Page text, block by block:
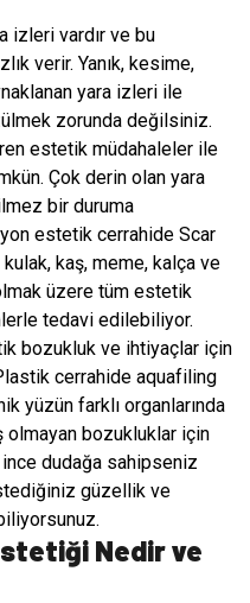
izleri vardır ve bu
verir. Yanık, kesime,
yara izleri ile
zorunda değilsiniz.
estetik müdahaleler ile
Çok derin olan yara
bir duruma
estetik cerrahide Scar
kaş, meme, kalça ve
üzere tüm estetik
tedavi edilebiliyor.
bozukluk ve ihtiyaçlar için
cerrahide aquafiling
yüzün farklı organlarında
olmayan bozukluklar için
dudağa sahipseniz
güzellik ve
Nedir ve